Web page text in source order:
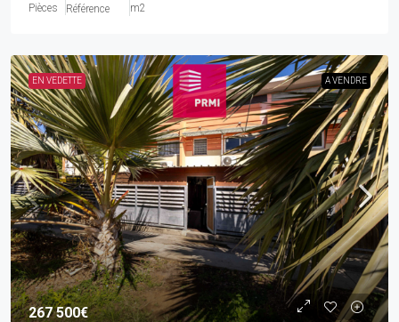
Pièces
Référence
m2
EN VEDETTE A VENDRE
267 500€